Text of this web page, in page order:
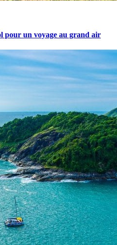
pour un voyage au grand air